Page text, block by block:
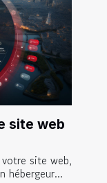
site web
site web,
hébergeur...